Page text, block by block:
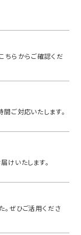
こちらからご確認くだ
間ご対応いたします。
けいたします。
ぜひご活用くださ